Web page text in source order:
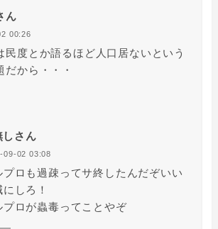
ん
00:26
民度とか語るほど人口居ないという
だから・・・
しさん
09-02 03:08
プロも過疎ってサ終したんだぞいい
しろ！
プロが蟲毒ってことやぞ